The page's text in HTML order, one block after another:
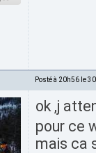
Posté à 20h56 le
ok ,j
pour ce
mais ca